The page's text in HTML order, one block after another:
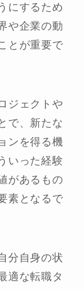
にするため
や企業の動
とが重要で
ジェクトや
で、新たな
ンを得る機
いった経験
があるもの
素となるで
分自身の状
適な転職タ